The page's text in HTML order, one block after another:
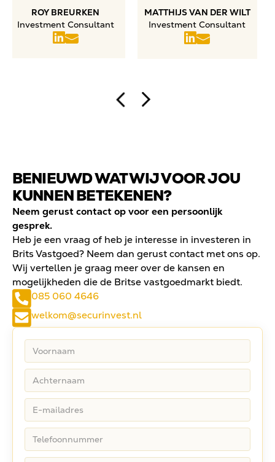
ROY BREURKEN
Investment Consultant
MATTHIJS VAN DER WILT
Investment Consultant
BENIEUWD WAT WIJ VOOR JOU
KUNNEN BETEKENEN?
Neem gerust contact op voor een persoonlijk
gesprek.
Heb je een vraag of heb je interesse in investeren in
Brits Vastgoed? Neem dan gerust contact met ons op.
Wij vertellen je graag meer over de kansen en
mogelijkheden die de Britse vastgoedmarkt biedt.
085 060 4646
welkom@securinvest.nl